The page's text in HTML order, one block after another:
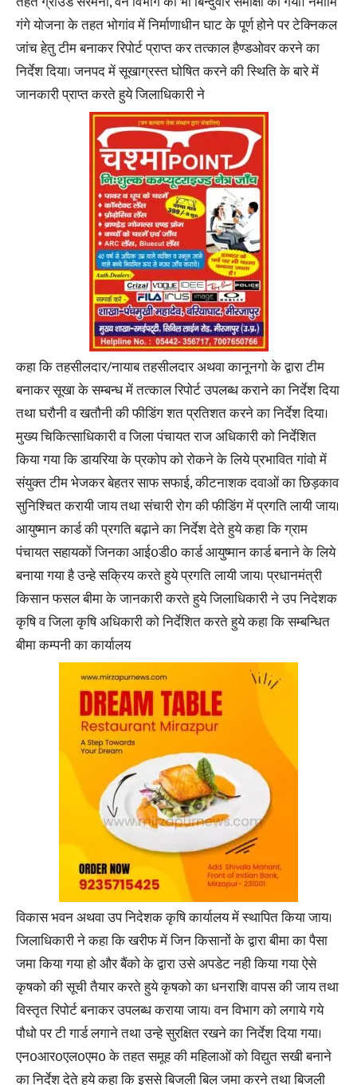
गंगे योजना के तहत भोगांव में निर्माणाधीन घाट के पूर्ण होने पर टेक्निकल
जांच हेतु टीम बनाकर रिपोर्ट प्राप्त कर तत्काल हैण्डओवर करने का
निर्देश दिया। जनपद में सूखाग्रस्त घोषित करने की स्थिति के बारे में
जानकारी प्राप्त करते हुये जिलाधिकारी ने
कहा कि तहसीलदार/नायाब तहसीलदार अथवा कानूनगो के द्वारा टीम
बनाकर सूखा के सम्बन्ध में तत्काल रिपोर्ट उपलब्ध कराने का निर्देश दिया
तथा घरौनी व खतौनी की फीडिंग शत प्रतिशत करने का निर्देश दिया।
मुख्य चिकित्साधिकारी व जिला पंचायत राज अधिकारी को निर्देशित
किया गया कि डायरिया के प्रकोप को रोकने के लिये प्रभावित गांवो में
संयुक्त टीम भेजकर बेहतर साफ सफाई, कीटनाशक दवाओं का छिड़काव
सुनिश्चित करायी जाय तथा संचारी रोग की फीडिंग में प्रगति लायी जाय।
आयुष्मान कार्ड की प्रगति बढ़ाने का निर्देश देते हुये कहा कि ग्राम
पंचायत सहायकों जिनका आई0डी0 कार्ड आयुष्मान कार्ड बनाने के लिये
बनाया गया है उन्हे सक्रिय करते हुये प्रगति लायी जाय। प्रधानमंत्री
किसान फसल बीमा के जानकारी करते हुये जिलाधिकारी ने उप निदेशक
कृषि व जिला कृषि अधिकारी को निर्देशित करते हुये कहा कि सम्बन्धित
बीमा कम्पनी का कार्यालय
विकास भवन अथवा उप निदेशक कृषि कार्यालय में स्थापित किया जाय।
जिलाधिकारी ने कहा कि खरीफ में जिन किसानों के द्वारा बीमा का पैसा
जमा किया गया हो और बैंको के द्वारा उसे अपडेट नही किया गया ऐसे
कृषको की सूची तैयार करते हुये कृषको का धनराशि वापस की जाय तथा
विस्तृत रिपोर्ट बनाकर उपलब्ध कराया जाय। वन विभाग को लगाये गये
पौधो पर टी गार्ड लगाने तथा उन्हे सुरक्षित रखने का निर्देश दिया गया।
एन0आर0एल0एम0 के तहत समूह की महिलाओं को विद्युत सखी बनाने
का निर्देश देते हुये कहा कि इससे बिजली बिल जमा करने तथा बिजली